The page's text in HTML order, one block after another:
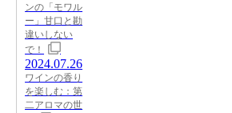
ンの「モワル
ー」甘口と勘
違いしない
で！
2024.07.26
ワインの香り
を楽しむ：第
二アロマの世